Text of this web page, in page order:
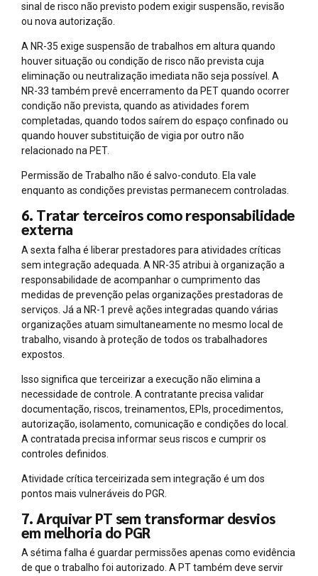
sinal de risco não previsto podem exigir suspensão, revisão
ou nova autorização.
A NR-35 exige suspensão de trabalhos em altura quando
houver situação ou condição de risco não prevista cuja
eliminação ou neutralização imediata não seja possível. A
NR-33 também prevê encerramento da PET quando ocorrer
condição não prevista, quando as atividades forem
completadas, quando todos saírem do espaço confinado ou
quando houver substituição de vigia por outro não
relacionado na PET.
Permissão de Trabalho não é salvo-conduto. Ela vale
enquanto as condições previstas permanecem controladas.
6. Tratar terceiros como responsabilidade
externa
A sexta falha é liberar prestadores para atividades críticas
sem integração adequada. A NR-35 atribui à organização a
responsabilidade de acompanhar o cumprimento das
medidas de prevenção pelas organizações prestadoras de
serviços. Já a NR-1 prevê ações integradas quando várias
organizações atuam simultaneamente no mesmo local de
trabalho, visando à proteção de todos os trabalhadores
expostos.
Isso significa que terceirizar a execução não elimina a
necessidade de controle. A contratante precisa validar
documentação, riscos, treinamentos, EPIs, procedimentos,
autorização, isolamento, comunicação e condições do local.
A contratada precisa informar seus riscos e cumprir os
controles definidos.
Atividade crítica terceirizada sem integração é um dos
pontos mais vulneráveis do PGR.
7. Arquivar PT sem transformar desvios
em melhoria do PGR
A sétima falha é guardar permissões apenas como evidência
de que o trabalho foi autorizado. A PT também deve servir